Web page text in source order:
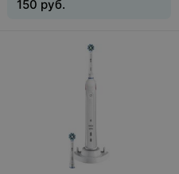
150 руб.